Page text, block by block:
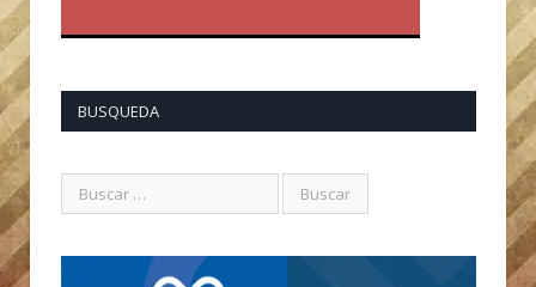
BUSQUEDA